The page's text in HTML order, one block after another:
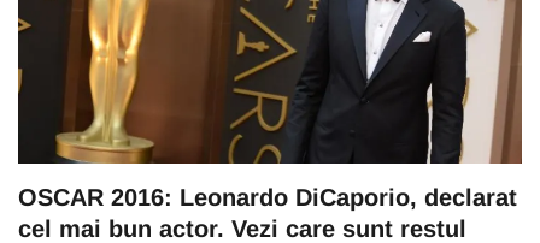
OSCAR 2016: Leonardo DiCaporio, declarat
cel mai bun actor. Vezi care sunt restul